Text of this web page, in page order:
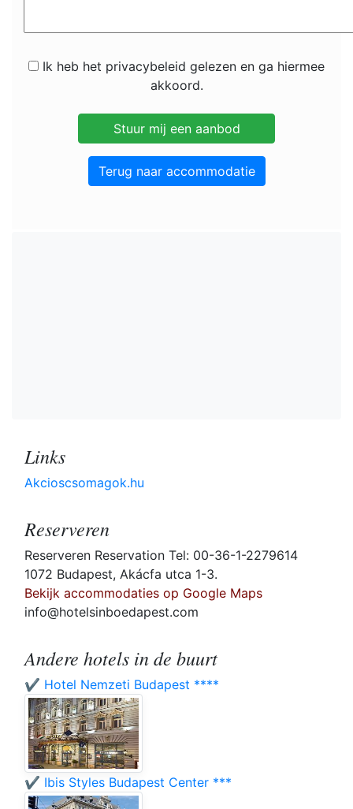
Ik heb het privacybeleid gelezen en ga hiermee
akkoord.
Terug naar accommodatie
Links
Akcioscsomagok.hu
Reserveren
Reserveren Reservation Tel: 00-36-1-2279614
1072 Budapest, Akácfa utca 1-3.
Bekijk accommodaties op Google Maps
info@hotelsinboedapest.com
Andere hotels in de buurt
✔️ Hotel Nemzeti Budapest ****
✔️ Ibis Styles Budapest Center ***